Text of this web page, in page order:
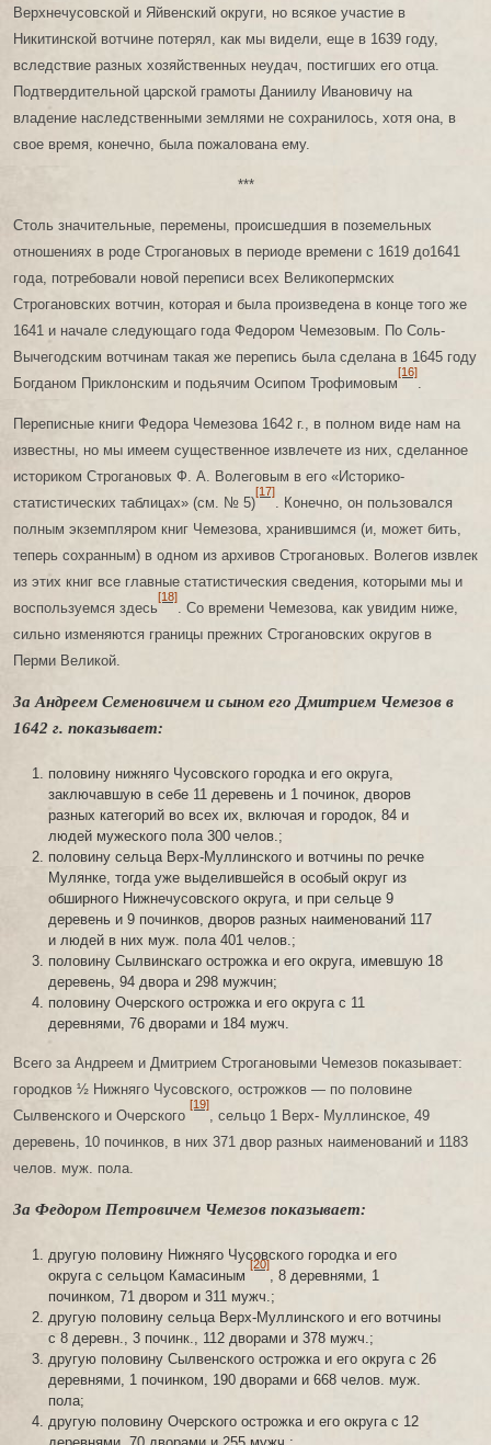
Верхнечусовской и Яйвенский округи, но всякое участие в
Никитинской вотчине потерял, как мы видели, еще в 1639 году,
вследствие разных хозяйственных неудач, постигших его отца.
Подтвердительной царской грамоты Даниилу Ивановичу на
владение наследственными землями не сохранилось, хотя она, в
свое время, конечно, была пожалована ему.
***
Столь значительные, перемены, происшедшия в поземельных
отношениях в роде Строгановых в периоде времени с 1619 до1641
года, потребовали новой переписи всех Великопермских
Строгановских вотчин, которая и была произведена в конце того же
1641 и начале следующаго года Федором Чемезовым. По Соль-
Вычегодским вотчинам такая же перепись была сделана в 1645 году
Богданом Приклонским и подьячим Осипом Трофимовым
[16]
.
Переписные книги Федора Чемезова 1642 г., в полном виде нам на
известны, но мы имеем существенное извлечете из них, сделанное
историком Строгановых Ф. А. Волеговым в его «Историко-
статистических таблицах» (см. № 5)
[17]
. Конечно, он пользовался
полным экземпляром книг Чемезова, хранившимся (и, может бить,
теперь сохранным) в одном из архивов Строгановых. Волегов извлек
из этих книг все главные статистическия сведения, которыми мы и
воспользуемся здесь
[18]
. Со времени Чемезова, как увидим ниже,
сильно изменяются границы прежних Строгановских округов в
Перми Великой.
За Андреем Семеновичем и сыном его Дмитрием Чемезов в
1642 г. показывает:
половину нижняго Чусовского городка и его округа,
заключавшую в себе 11 деревень и 1 починок, дворов
разных категорий во всех их, включая и городок, 84 и
людей мужеского пола 300 челов.;
половину сельца Верх-Муллинского и вотчины по речке
Мулянке, тогда уже выделившейся в особый округ из
обширного Нижнечусовского округа, и при сельце 9
деревень и 9 починков, дворов разных наименований 117
и людей в них муж. пола 401 челов.;
половину Сылвинскаго острожка и его округа, имевшую 18
деревень, 94 двора и 298 мужчин;
половину Очерского острожка и его округа с 11
деревнями, 76 дворами и 184 мужч.
Всего за Андреем и Дмитрием Строгановыми Чемезов показывает:
городков ½ Нижняго Чусовского, острожков — по половине
Сылвенского и Очерского
[19]
, сельцо 1 Верх- Муллинское, 49
деревень, 10 починков, в них 371 двор разных наименований и 1183
челов. муж. пола.
За Федором Петровичем Чемезов показывает:
другую половину Нижняго Чусовского городка и его
округа с сельцом Камасиным
[20]
, 8 деревнями, 1
починком, 71 двором и 311 мужч.;
другую половину сельца Верх-Муллинского и его вотчины
с 8 деревн., 3 починк., 112 дворами и 378 мужч.;
другую половину Сылвенского острожка и его округа с 26
деревнями, 1 починком, 190 дворами и 668 челов. муж.
пола;
другую половину Очерского острожка и его округа с 12